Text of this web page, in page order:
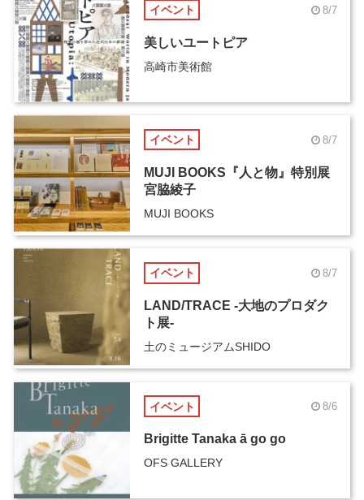
イベント 8/7
美しいユートピア
高崎市美術館
イベント 8/7
MUJI BOOKS『人と物』特別展
宮脇綾子
MUJI BOOKS
イベント 8/7
LAND/TRACE -大地のプロダク
ト展-
土のミュージアムSHIDO
イベント 8/6
Brigitte Tanaka ā go go
OFS GALLERY